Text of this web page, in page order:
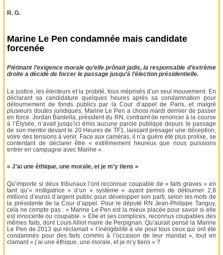
R. G.
Marine Le Pen condamnée mais candidate
forcenée
Piétinant l’exigence morale qu’elle prônait jadis, la responsable d’extrême
droite a décidé de forcer le passage jusqu’à l’élection présidentielle.
La justice, les électeurs et la probité, tous méprisés d’un seul mouvement. En
déclarant sa candidature quelques heures après sa condamnation pour
détournement de fonds publics par la Cour d’appel de Paris, et malgré
plusieurs doutes juridiques, Marine Le Pen a choisi mardi dernier de passer
en force. Jordan Bardella, président du RN, contraint de renoncer à la course
à l’Élysée, n’avait jusqu’ici émis aucune parole publique depuis le passage
de son mentor devant le 20 Heures de TF1, laissant présager une déception,
voire des tensions à venir. Face aux caméras, il n’a guère été plus prolixe, se
contentant de déclarer être « extrêmement heureux que nous puissions
entrer en campagne avec Marine ».
« J’ai une éthique, une morale, et je m’y tiens »
Qu’importe si deux tribunaux l’ont reconnue coupable de « faits graves » en
tant qu’« instigatrice » d’un « système » ayant permis de détourner 2,8
millions d’euros d’argent public pour développer son parti, selon les mots de
la présidente de la Cour d’appel. Pour le député RN Jean-Philippe Tanguy,
cela ne compte pas : « Marine Le Pen est la mieux placée pour savoir si elle
est innocente ou coupable. » Elle et ses complices, reconnus coupables des
mêmes faits, dont Louis Alliot maire de Perpignan. Qu’aurait pensé la Marine
Le Pen de 2013 qui réclamait « l’inéligibilité à vie pour tous ceux qui ont été
condamnés pour des faits commis à l’occasion de leur mandat », tout en
clamant « j’ai une éthique, une morale, et je m’y tiens » ?